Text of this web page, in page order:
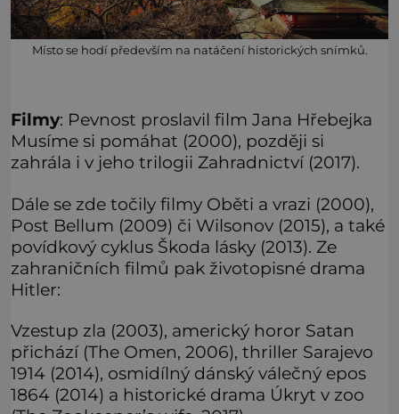
Místo se hodí především na natáčení historických snímků.
Filmy: Pevnost proslavil film Jana Hřebejka
Musíme si pomáhat (2000), později si
zahrála i v jeho trilogii Zahradnictví (2017).
Dále se zde točily filmy Oběti a vrazi (2000),
Post Bellum (2009) či Wilsonov (2015), a také
povídkový cyklus Škoda lásky (2013). Ze
zahraničních filmů pak životopisné drama
Hitler:
Vzestup zla (2003), americký horor Satan
přichází (The Omen, 2006), thriller Sarajevo
1914 (2014), osmidílný dánský válečný epos
1864 (2014) a historické drama Úkryt v zoo